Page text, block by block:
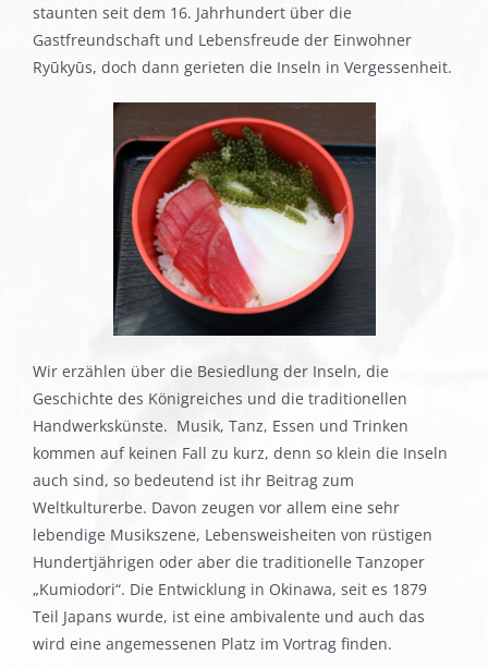
staunten seit dem 16. Jahrhundert über die
Gastfreundschaft und Lebensfreude der Einwohner
Ryūkyūs, doch dann gerieten die Inseln in Vergessenheit.
Wir erzählen über die Besiedlung der Inseln, die
Geschichte des Königreiches und die traditionellen
Handwerkskünste. Musik, Tanz, Essen und Trinken
kommen auf keinen Fall zu kurz, denn so klein die Inseln
auch sind, so bedeutend ist ihr Beitrag zum
Weltkulturerbe. Davon zeugen vor allem eine sehr
lebendige Musikszene, Lebensweisheiten von rüstigen
Hundertjährigen oder aber die traditionelle Tanzoper
„Kumiodori“. Die Entwicklung in Okinawa, seit es 1879
Teil Japans wurde, ist eine ambivalente und auch das
wird eine angemessenen Platz im Vortrag finden.